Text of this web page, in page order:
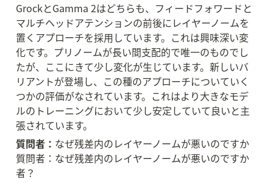
GrockとGamma 2はどちらも、フィードフォワードと
マルチヘッドアテンションの前後にレイヤーノームを
置くアプローチを採用しています。これは興味深い変
化です。プリノームが長い間支配的で唯一のものでし
たが、ここにきて少し変化が生じています。新しいバ
リアントが登場し、この種のアプローチについていく
つかの評価がなされています。これはより大きなモデ
ルのトレーニングにおいて少し安定していて良いと主
張されています。
質問者： なぜ残差内のレイヤーノームが悪いのですか
質問者：なぜ残差内のレイヤーノームが悪いのですか
者？